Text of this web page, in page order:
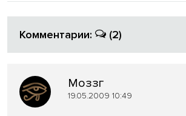
Комментарии: (2)
Моззг
19.05.2009 10:49